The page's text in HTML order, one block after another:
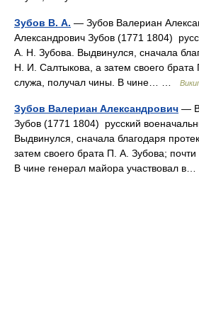
Зубов В. А. — Зубов Валериан
Александрович Зубов (1771 1804)
А. Н. Зубова. Выдвинулся, сначала
Н. И. Салтыкова, а затем своего
служа, получал чины. В чине… …
Зубов Валериан Александрович —
Зубов (1771 1804) русский
Выдвинулся, сначала благодаря
затем своего брата П. А. Зубова;
В чине генерал майора участвовал